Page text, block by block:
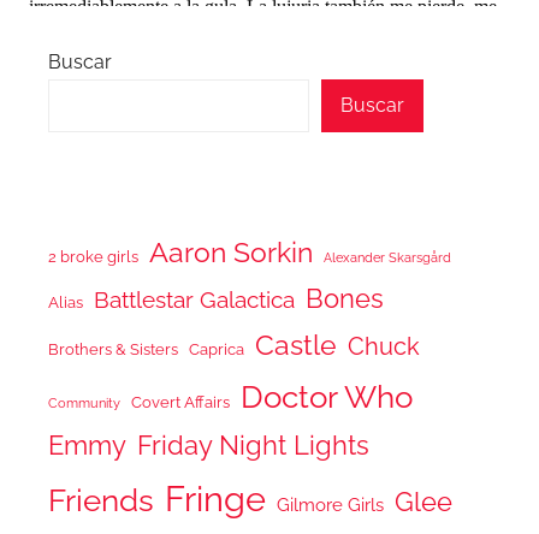
Buscar
Buscar
2 broke girls Aaron Sorkin Alexander Skarsgård
Alias Battlestar Galactica Bones
Brothers & Sisters Caprica Castle Chuck
Community Covert Affairs Doctor Who
Emmy Friday Night Lights
Friends Fringe Gilmore Girls Glee